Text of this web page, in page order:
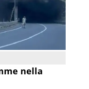
nella